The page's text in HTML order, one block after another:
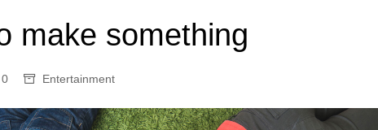
make something
0 Entertainment